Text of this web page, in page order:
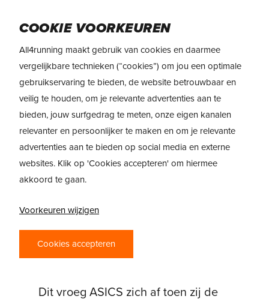
REVIEW: ASICS
METASPEED +
door Stephan Schulze 14 June 2022
Dit vroeg ASICS zich af toen zij de
COOKIE VOORKEUREN
All4running maakt gebruik van cookies en daarmee
vergelijkbare technieken (“cookies”) om jou een optimale
gebruikservaring te bieden, de website betrouwbaar en
veilig te houden, om je relevante advertenties aan te
bieden, jouw surfgedrag te meten, onze eigen kanalen
relevanter en persoonlijker te maken en om je relevante
advertenties aan te bieden op social media en externe
websites. Klik op 'Cookies accepteren' om hiermee
akkoord te gaan.
Voorkeuren wijzigen
Cookies accepteren